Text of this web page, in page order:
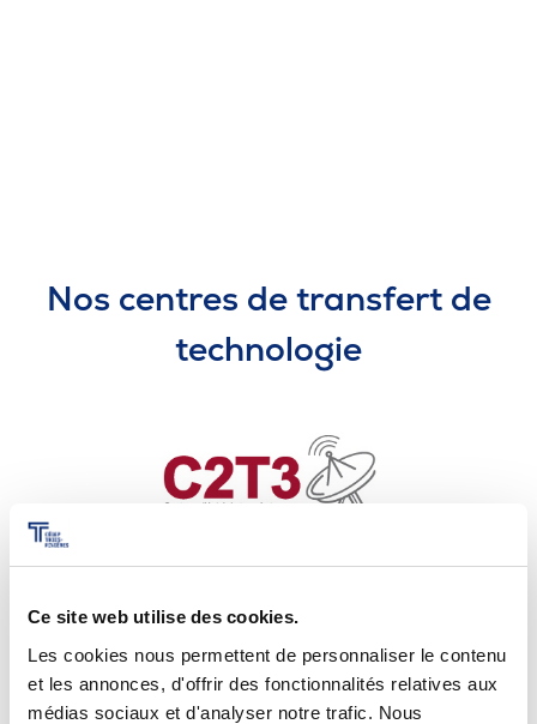
Ce site web utilise des cookies.
Les cookies nous permettent de personnaliser le contenu
et les annonces, d'offrir des fonctionnalités relatives aux
médias sociaux et d'analyser notre trafic. Nous
Services à la population
Omnivox
Guichet des requêtes
Portail CégepTR
Nos centres de transfert de
technologie